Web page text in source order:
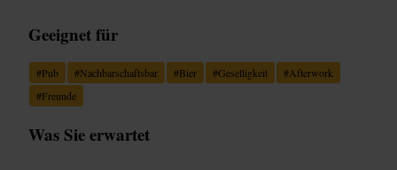
Geeignet für
#Pub #Nachbarschaftsbar #Bier #Geselligkeit #Afterwork
#Freunde
Was Sie erwartet